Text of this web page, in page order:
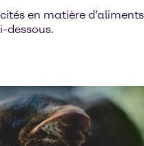
en matière d’aliments
dessous.